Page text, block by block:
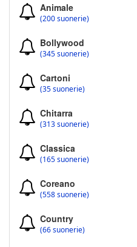
Animale
(200 suonerie)
Bollywood
(345 suonerie)
Cartoni
(35 suonerie)
Chitarra
(313 suonerie)
Classica
(165 suonerie)
Coreano
(558 suonerie)
Country
(66 suonerie)